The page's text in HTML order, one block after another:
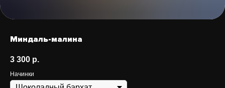
Миндаль-малина
3 300 р.
Начинки